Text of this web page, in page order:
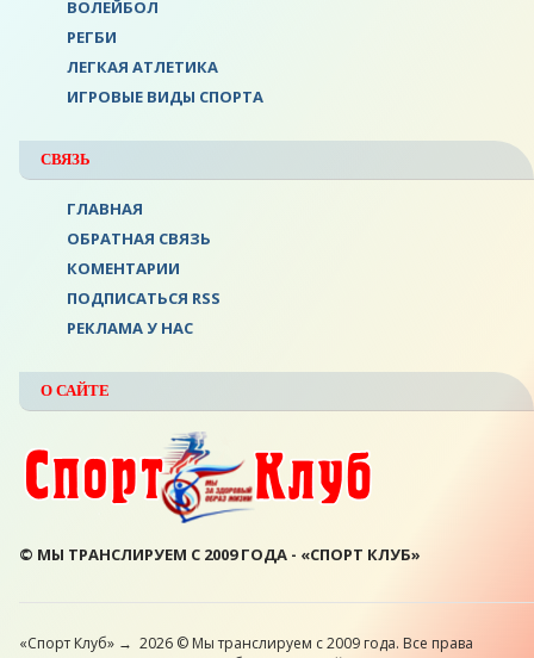
ВОЛЕЙБОЛ
РЕГБИ
ЛЕГКАЯ АТЛЕТИКА
ИГРОВЫЕ ВИДЫ СПОРТА
СВЯЗЬ
ГЛАВНАЯ
ОБРАТНАЯ СВЯЗЬ
КОМЕНТАРИИ
ПОДПИСАТЬСЯ RSS
РЕКЛАМА У НАС
О САЙТЕ
© МЫ ТРАНСЛИРУЕМ С 2009 ГОДА - «СПОРТ КЛУБ»
«Спорт Клуб» → 2026 © Мы транслируем с 2009 года. Все права